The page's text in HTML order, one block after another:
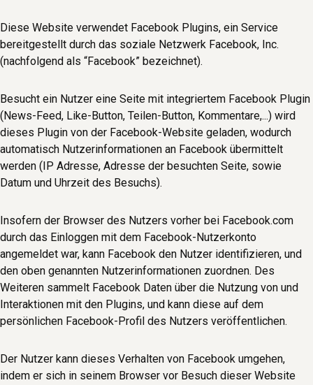
Diese Website verwendet Facebook Plugins, ein Service
bereitgestellt durch das soziale Netzwerk Facebook, Inc.
(nachfolgend als “Facebook” bezeichnet).
Besucht ein Nutzer eine Seite mit integriertem Facebook Plugin
(News-Feed, Like-Button, Teilen-Button, Kommentare,...) wird
dieses Plugin von der Facebook-Website geladen, wodurch
automatisch Nutzerinformationen an Facebook übermittelt
werden (IP Adresse, Adresse der besuchten Seite, sowie
Datum und Uhrzeit des Besuchs).
Insofern der Browser des Nutzers vorher bei Facebook.com
durch das Einloggen mit dem Facebook-Nutzerkonto
angemeldet war, kann Facebook den Nutzer identifizieren, und
den oben genannten Nutzerinformationen zuordnen. Des
Weiteren sammelt Facebook Daten über die Nutzung von und
Interaktionen mit den Plugins, und kann diese auf dem
persönlichen Facebook-Profil des Nutzers veröffentlichen.
Der Nutzer kann dieses Verhalten von Facebook umgehen,
indem er sich in seinem Browser vor Besuch dieser Website